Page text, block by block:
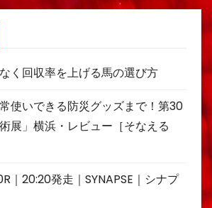
く回収率を上げる馬の選び方
使いできる防災グッズまで！第30
展」横浜・レビュー［そなえる
｜20:20発走｜SYNAPSE｜シナプ